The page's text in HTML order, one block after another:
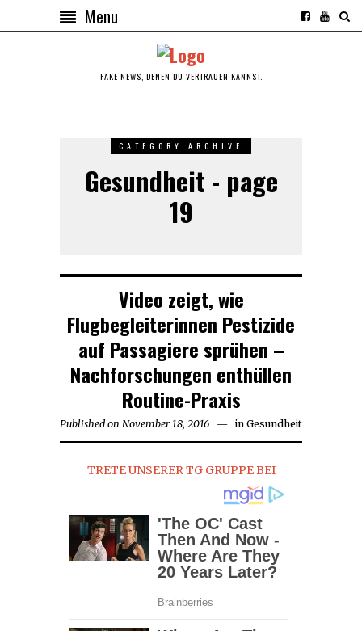
Menu
FAKE NEWS, DENEN DU VERTRAUEN KANNST.
CATEGORY ARCHIVE
Gesundheit - page
19
Video zeigt, wie
Flugbegleiterinnen Pestizide
auf Passagiere sprühen –
Nachforschungen enthüllen
Routine-Praxis
Published on November 18, 2016 November
in Gesundheit
TRETE UNSERER TG GRUPPE BEI